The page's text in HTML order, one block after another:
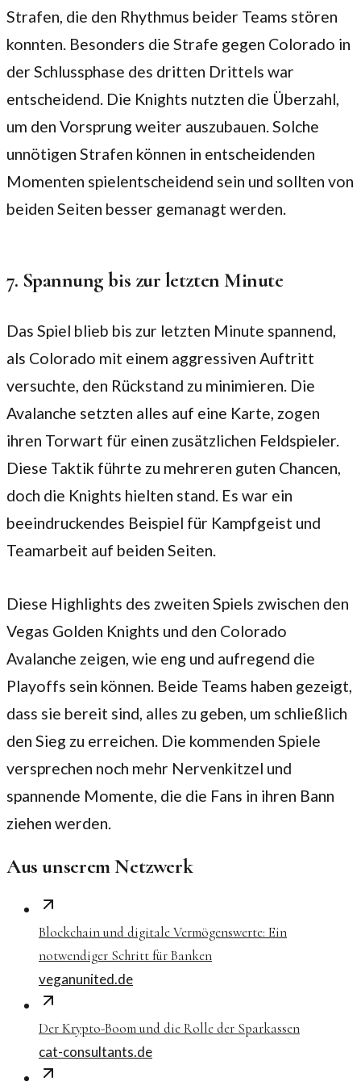
Strafen, die den Rhythmus beider Teams stören
konnten. Besonders die Strafe gegen Colorado in
der Schlussphase des dritten Drittels war
entscheidend. Die Knights nutzten die Überzahl,
um den Vorsprung weiter auszubauen. Solche
unnötigen Strafen können in entscheidenden
Momenten spielentscheidend sein und sollten von
beiden Seiten besser gemanagt werden.
7. Spannung bis zur letzten Minute
Das Spiel blieb bis zur letzten Minute spannend,
als Colorado mit einem aggressiven Auftritt
versuchte, den Rückstand zu minimieren. Die
Avalanche setzten alles auf eine Karte, zogen
ihren Torwart für einen zusätzlichen Feldspieler.
Diese Taktik führte zu mehreren guten Chancen,
doch die Knights hielten stand. Es war ein
beeindruckendes Beispiel für Kampfgeist und
Teamarbeit auf beiden Seiten.
Diese Highlights des zweiten Spiels zwischen den
Vegas Golden Knights und den Colorado
Avalanche zeigen, wie eng und aufregend die
Playoffs sein können. Beide Teams haben gezeigt,
dass sie bereit sind, alles zu geben, um schließlich
den Sieg zu erreichen. Die kommenden Spiele
versprechen noch mehr Nervenkitzel und
spannende Momente, die die Fans in ihren Bann
ziehen werden.
Aus unserem Netzwerk
Blockchain und digitale Vermögenswerte: Ein
notwendiger Schritt für Banken
veganunited.de
Der Krypto-Boom und die Rolle der Sparkassen
cat-consultants.de